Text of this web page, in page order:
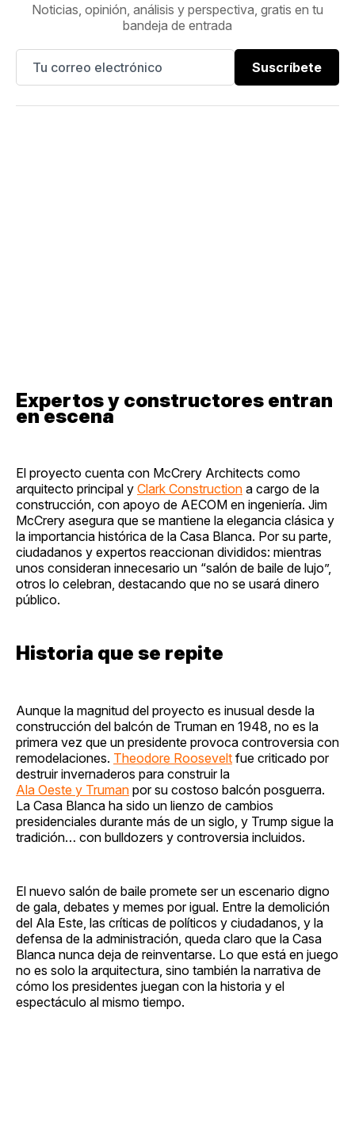
Noticias, opinión, análisis y perspectiva, gratis en tu
bandeja de entrada
Suscríbete
Expertos y constructores entran
en escena
El proyecto cuenta con McCrery Architects como
arquitecto principal y Clark Construction a cargo de la
construcción, con apoyo de AECOM en ingeniería. Jim
McCrery asegura que se mantiene la elegancia clásica y
la importancia histórica de la Casa Blanca. Por su parte,
ciudadanos y expertos reaccionan divididos: mientras
unos consideran innecesario un “salón de baile de lujo”,
otros lo celebran, destacando que no se usará dinero
público.
Historia que se repite
Aunque la magnitud del proyecto es inusual desde la
construcción del balcón de Truman en 1948, no es la
primera vez que un presidente provoca controversia con
remodelaciones. Theodore Roosevelt fue criticado por
destruir invernaderos para construir la
Ala Oeste y Truman por su costoso balcón posguerra.
La Casa Blanca ha sido un lienzo de cambios
presidenciales durante más de un siglo, y Trump sigue la
tradición… con bulldozers y controversia incluidos.
El nuevo salón de baile promete ser un escenario digno
de gala, debates y memes por igual. Entre la demolición
del Ala Este, las críticas de políticos y ciudadanos, y la
defensa de la administración, queda claro que la Casa
Blanca nunca deja de reinventarse. Lo que está en juego
no es solo la arquitectura, sino también la narrativa de
cómo los presidentes juegan con la historia y el
espectáculo al mismo tiempo.